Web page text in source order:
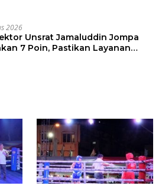
2026
Unsrat Jamaluddin Jompa
7 Poin, Pastikan Layanan